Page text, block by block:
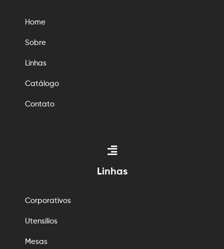
Home
Sobre
Linhas
Catálogo
Contato
Linhas
Corporativos
Utensílios
Mesas